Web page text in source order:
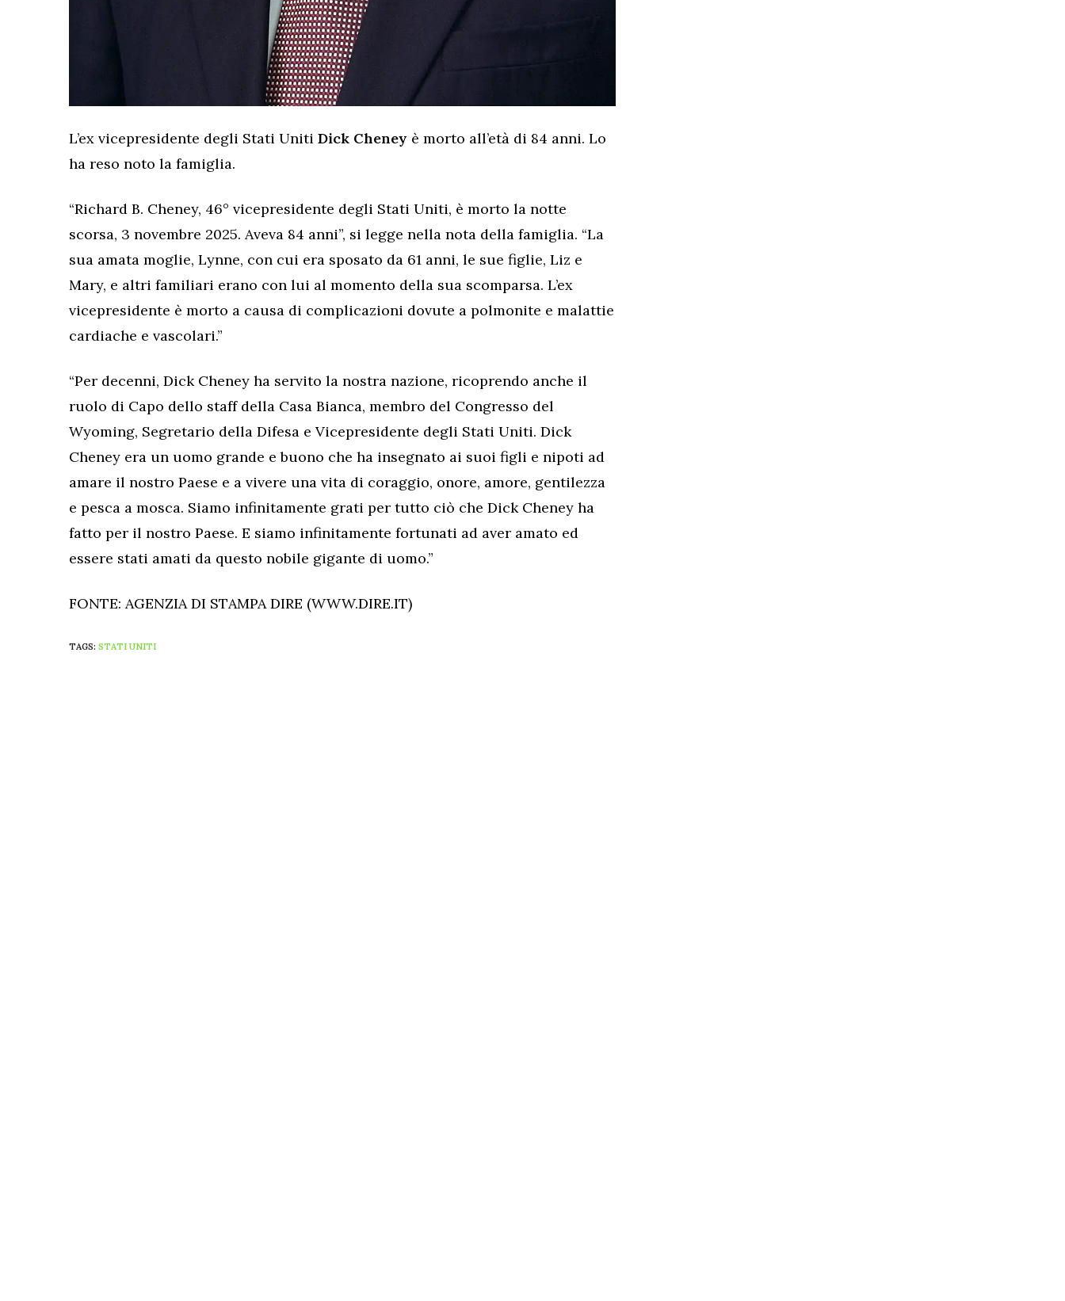
L’ex vicepresidente degli Stati Uniti Dick Cheney è morto all’età di 84 anni. Lo
ha reso noto la famiglia.
“Richard B. Cheney, 46° vicepresidente degli Stati Uniti, è morto la notte
scorsa, 3 novembre 2025. Aveva 84 anni”, si legge nella nota della famiglia. “La
sua amata moglie, Lynne, con cui era sposato da 61 anni, le sue figlie, Liz e
Mary, e altri familiari erano con lui al momento della sua scomparsa. L’ex
vicepresidente è morto a causa di complicazioni dovute a polmonite e malattie
cardiache e vascolari.”
“Per decenni, Dick Cheney ha servito la nostra nazione, ricoprendo anche il
ruolo di Capo dello staff della Casa Bianca, membro del Congresso del
Wyoming, Segretario della Difesa e Vicepresidente degli Stati Uniti. Dick
Cheney era un uomo grande e buono che ha insegnato ai suoi figli e nipoti ad
amare il nostro Paese e a vivere una vita di coraggio, onore, amore, gentilezza
e pesca a mosca. Siamo infinitamente grati per tutto ciò che Dick Cheney ha
fatto per il nostro Paese. E siamo infinitamente fortunati ad aver amato ed
essere stati amati da questo nobile gigante di uomo.”
FONTE: AGENZIA DI STAMPA DIRE (WWW.DIRE.IT)
TAGS: STATI UNITI